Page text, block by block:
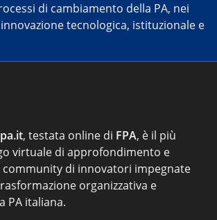
di cambiamento della PA, nei
tecnologica, istituzionale e
, testata online di FPA, è il più
virtuale di approfondimento e
di innovatori impegnate
organizzativa e
PA italiana.